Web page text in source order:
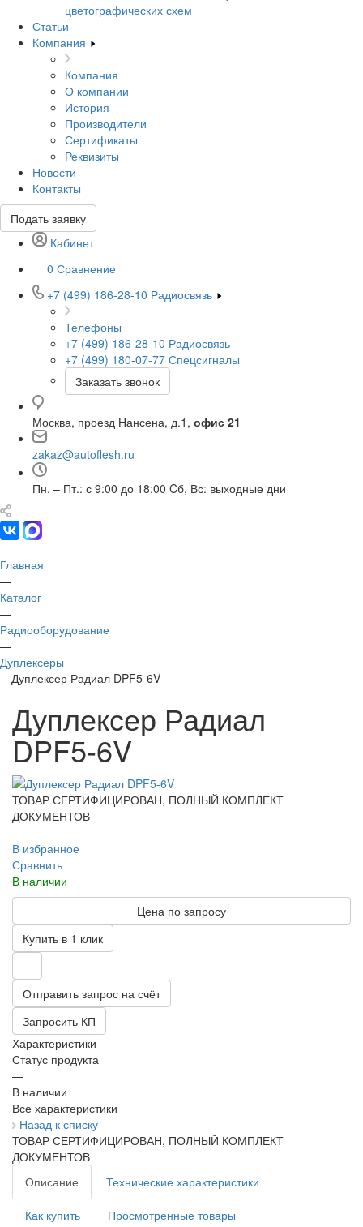
цветографических схем
Статьи
Компания
Компания
О компании
История
Производители
Сертификаты
Реквизиты
Новости
Контакты
Подать заявку
Кабинет
0 Сравнение
+7 (499) 186-28-10 Радиосвязь
Телефоны
+7 (499) 186-28-10 Радиосвязь
+7 (499) 180-07-77 Спецсигналы
Заказать звонок
Москва, проезд Нансена, д.1, офис 21
zakaz@autoflesh.ru
Пн. – Пт.: с 9:00 до 18:00 Cб, Вс: выходные дни
Главная
—
Каталог
—
Радиооборудование
—
Дуплексеры
—Дуплексер Радиал DPF5-6V
Дуплексер Радиал
DPF5-6V
ТОВАР СЕРТИФИЦИРОВАН, ПОЛНЫЙ КОМПЛЕКТ
ДОКУМЕНТОВ
В избранное
Сравнить
В наличии
Цена по запросу
Купить в 1 клик
Отправить запрос на счёт
Запросить КП
Характеристики
Статус продукта
—
В наличии
Все характеристики
Назад к списку
ТОВАР СЕРТИФИЦИРОВАН, ПОЛНЫЙ КОМПЛЕКТ
ДОКУМЕНТОВ
Описание
Технические характеристики
Как купить Просмотренные товары